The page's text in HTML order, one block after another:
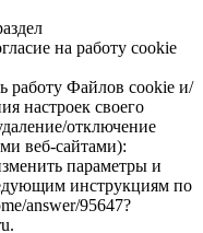
на работу cookie
работу Файлов cookie и/
настроек своего
отключение
веб-сайтами):
параметры и
инструкциям по
answer/95647?